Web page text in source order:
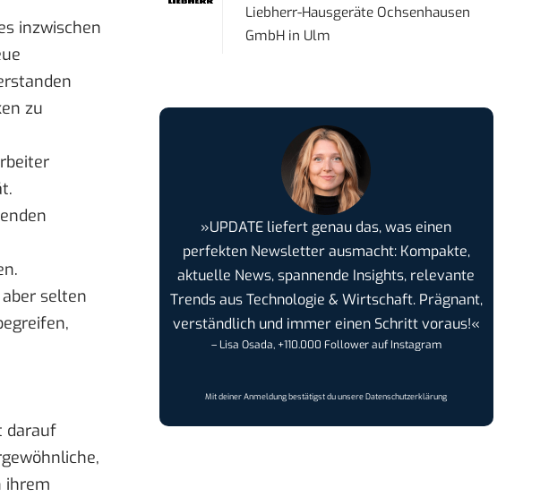
inzwischen
zu
selten
darauf
ihrem
Liebherr-Hausgeräte Ochsenhausen
GmbH in Ulm
»UPDATE liefert genau das, was einen
perfekten Newsletter ausmacht: Kompakte,
aktuelle News, spannende Insights, relevante
Trends aus Technologie & Wirtschaft. Prägnant,
verständlich und immer einen Schritt voraus!«
– Lisa Osada, +110.000 Follower auf Instagram
Mit deiner Anmeldung bestätigst du unsereDatenschutzerklärung